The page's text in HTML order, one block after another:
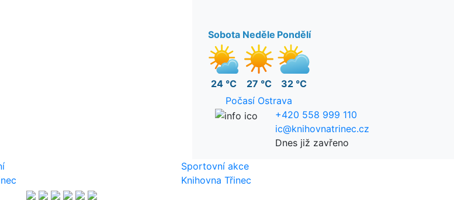
Sobota
24 °C
Neděle
27 °C
Pondělí
32 °C
Počasí Ostrava
+420 558 999 110
ic@knihovnatrinec.cz
Dnes již zavřeno
Sportovní akce
Knihovna Třinec